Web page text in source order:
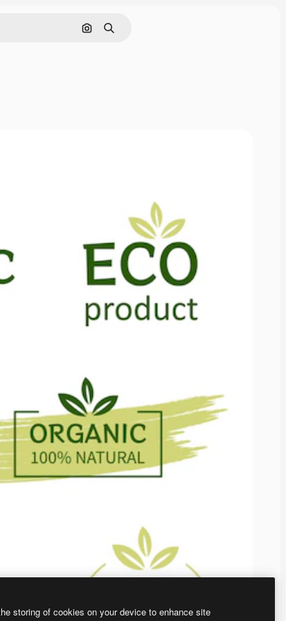
画像で検索
検索
storing of cookies on your device to enhance site